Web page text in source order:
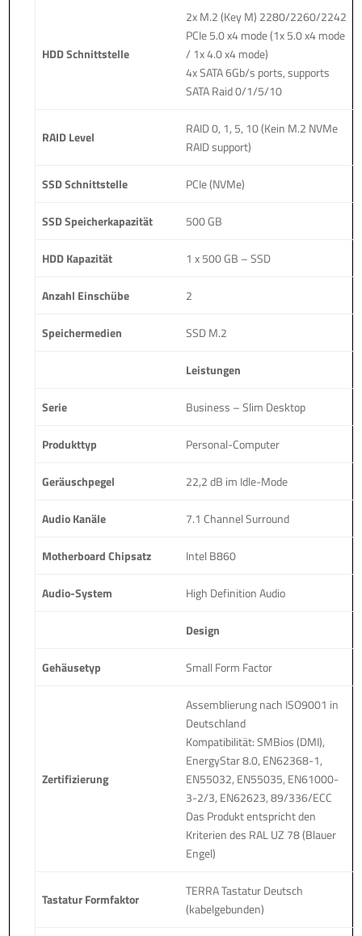
HDD Schnittstelle
2x M.2 (Key M) 2280/2260/2242
PCIe 5.0 x4 mode (1x 5.0 x4 mode
/ 1x 4.0 x4 mode)
4x SATA 6Gb/s ports, supports
SATA Raid 0/1/5/10
RAID Level
RAID 0, 1, 5, 10 (Kein M.2 NVMe
RAID support)
SSD Schnittstelle PCIe (NVMe)
SSD Speicherkapazität 500 GB
HDD Kapazität 1 x 500 GB – SSD
Anzahl Einschübe 2
Speichermedien SSD M.2
Leistungen
Serie Business – Slim Desktop
Produkttyp Personal-Computer
Geräuschpegel 22,2 dB im Idle-Mode
Audio Kanäle 7.1 Channel Surround
Motherboard Chipsatz Intel B860
Audio-System High Definition Audio
Design
Gehäusetyp Small Form Factor
Zertifizierung
Assemblierung nach ISO9001 in
Deutschland
Kompatibilität: SMBios (DMI),
EnergyStar 8.0, EN62368-1,
EN55032, EN55035, EN61000-
3-2/3, EN62623, 89/336/ECC
Das Produkt entspricht den
Kriterien des RAL UZ 78 (Blauer
Engel)
Tastatur Formfaktor
TERRA Tastatur Deutsch
(kabelgebunden)